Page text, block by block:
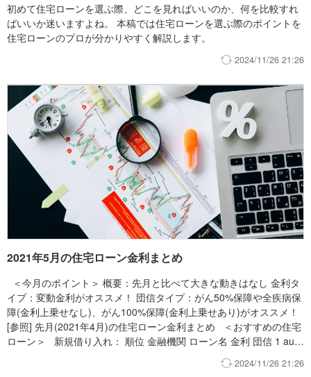
初めて住宅ローンを選ぶ際、どこを見ればいいのか、何を比較すれ
ばいいか迷いますよね。 本稿では住宅ローンを選ぶ際のポイントを
住宅ローンのプロが分かりやすく解説します。
2024/11/26 21:26
2021年5月の住宅ローン金利まとめ
＜今月のポイント＞ 概要：先月と比べて大きな動きはなし 金利タ
イプ：変動金利がオススメ！ 団信タイプ：がん50%保障や全疾病保
障(金利上乗せなし)、がん100%保障(金利上乗せあり)がオススメ！
[参照] 先月(2021年4月)の住宅ローン金利まとめ ＜おすすめの住宅
ローン＞ 新規借り入れ： 順位 金融機関 ローン名 金利 団信 1 auじ
2024/11/26 21:26